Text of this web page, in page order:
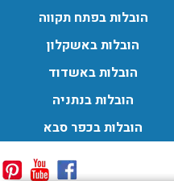
הובלות בפתח תקווה
הובלות באשקלון
הובלות באשדוד
הובלות בנתניה
הובלות בכפר סבא